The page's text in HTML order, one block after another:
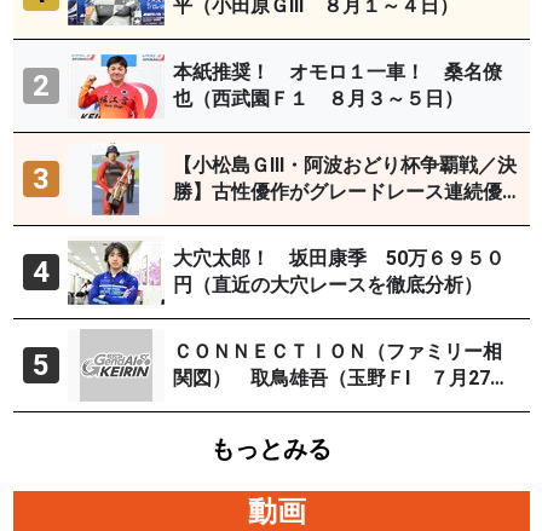
平（小田原ＧⅢ ８月１～４日）
2
本紙推奨！ オモロ１一車！ 桑名僚
也（西武園Ｆ１ ８月３～５日）
3
【小松島ＧⅢ・阿波おどり杯争覇戦／決
勝】古性優作がグレードレース連続優
4
大穴太郎！ 坂田康季 50万６９５０
円（直近の大穴レースを徹底分析）
5
ＣＯＮＮＥＣＴＩＯＮ（ファミリー相
関図） 取鳥雄吾（玉野ＦⅠ ７月27～
もっとみる
動画